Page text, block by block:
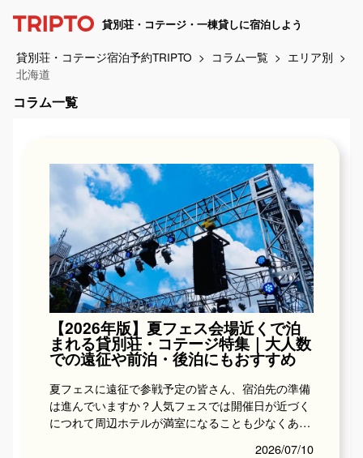
貸別荘・コテージ・一棟貸しに宿泊しよう
貸別荘・コテージ宿泊予約TRIPTO コラム一覧
エリア別
北海道
コラム一覧
【2026年版】夏フェス会場近くで泊
まれる貸別荘・コテージ特集｜大人数
での遠征や前泊・後泊にもおすすめ
夏フェスに遠征で参戦予定の皆さん、宿泊先の準備
は進んでいますか？人気フェスでは開催日が近づく
につれて周辺ホテルが満室になることも少なくあり
2026/07/10